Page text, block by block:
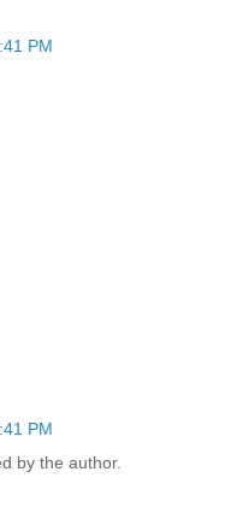
PM
PM
by the author.